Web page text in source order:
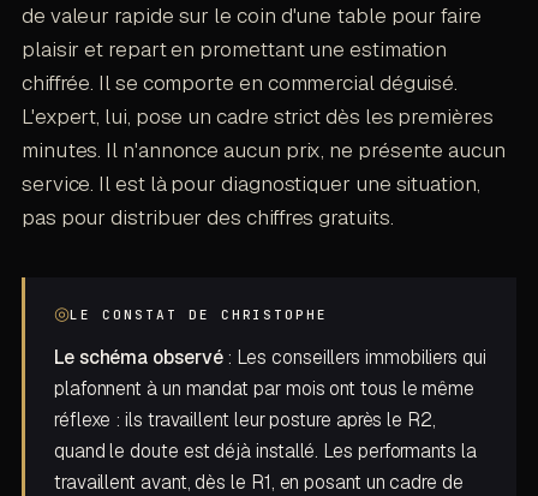
de valeur rapide sur le coin d'une table pour faire
plaisir et repart en promettant une estimation
chiffrée. Il se comporte en commercial déguisé.
L'expert, lui, pose un cadre strict dès les premières
minutes. Il n'annonce aucun prix, ne présente aucun
service. Il est là pour diagnostiquer une situation,
pas pour distribuer des chiffres gratuits.
◎LE CONSTAT DE CHRISTOPHE
Le schéma observé: Les conseillers immobiliers qui
plafonnent à un mandat par mois ont tous le même
réflexe : ils travaillent leur posture après le R2,
quand le doute est déjà installé. Les performants la
travaillent avant, dès le R1, en posant un cadre de